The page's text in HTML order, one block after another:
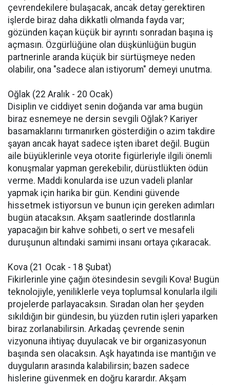
çevrendekilere bulaşacak, ancak detay gerektiren
işlerde biraz daha dikkatli olmanda fayda var;
gözünden kaçan küçük bir ayrıntı sonradan başına iş
açmasın. Özgürlüğüne olan düşkünlüğün bugün
partnerinle aranda küçük bir sürtüşmeye neden
olabilir, ona "sadece alan istiyorum" demeyi unutma.
Oğlak (22 Aralık - 20 Ocak)
Disiplin ve ciddiyet senin doğanda var ama bugün
biraz esnemeye ne dersin sevgili Oğlak? Kariyer
basamaklarını tırmanırken gösterdiğin o azim takdire
şayan ancak hayat sadece işten ibaret değil. Bugün
aile büyüklerinle veya otorite figürleriyle ilgili önemli
konuşmalar yapman gerekebilir, dürüstlükten ödün
verme. Maddi konularda ise uzun vadeli planlar
yapmak için harika bir gün. Kendini güvende
hissetmek istiyorsun ve bunun için gereken adımları
bugün atacaksın. Akşam saatlerinde dostlarınla
yapacağın bir kahve sohbeti, o sert ve mesafeli
duruşunun altındaki samimi insanı ortaya çıkaracak.
Kova (21 Ocak - 18 Şubat)
Fikirlerinle yine çağın ötesindesin sevgili Kova! Bugün
teknolojiyle, yeniliklerle veya toplumsal konularla ilgili
projelerde parlayacaksın. Sıradan olan her şeyden
sıkıldığın bir gündesin, bu yüzden rutin işleri yaparken
biraz zorlanabilirsin. Arkadaş çevrende senin
vizyonuna ihtiyaç duyulacak ve bir organizasyonun
başında sen olacaksın. Aşk hayatında ise mantığın ve
duyguların arasında kalabilirsin; bazen sadece
hislerine güvenmek en doğru karardır. Akşam